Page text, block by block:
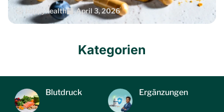
happyhealth April 3, 2026
Kategorien
Blutdruck Ergänzungen